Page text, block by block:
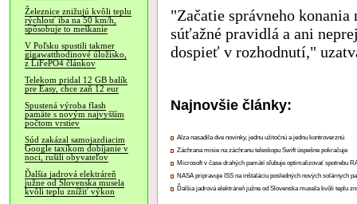
Železnice znižujú kvôli teplu
rýchlosť iba na 50 km/h,
spôsobuje to meškanie
V Poľsku spustili takmer
gigawatthodinové úložisko,
z LiFePO4 článkov
Telekom pridal 12 GB balík
pre Easy, chce zaň 12 eur
Spustená výroba flash
pamäte s novým najvyšším
počtom vrstiev
Súd zakázal samojazdiacim
Google taxíkom dobíjanie v
noci, rušili obyvateľov
Ďalšia jadrová elektráreň
južne od Slovenska musela
kvôli teplu znížiť výkon
"Začatie správneho
súťažné pravidlá a ani
dospieť v rozhodnutí,"
Najnovšie články:
Alza nasadila dve novinky, jednu užitočnú a jednu kontroverznú
Záchrana misie na záchranu teleskopu Swift úspešne pokračuje
Microsoft v čase drahých pamätí sľubuje optimalizovať spotrebu
NASA pripravuje ISS na inštaláciu posledných nových solárnych
Ďalšia jadrová elektráreň južne od Slovenska musela kvôli teplu